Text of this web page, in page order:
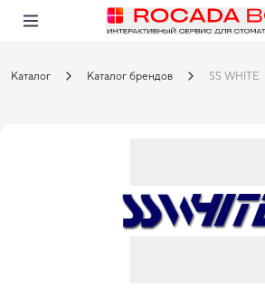
Открыть в приложении!
Каталог Каталог брендов SS WHITE